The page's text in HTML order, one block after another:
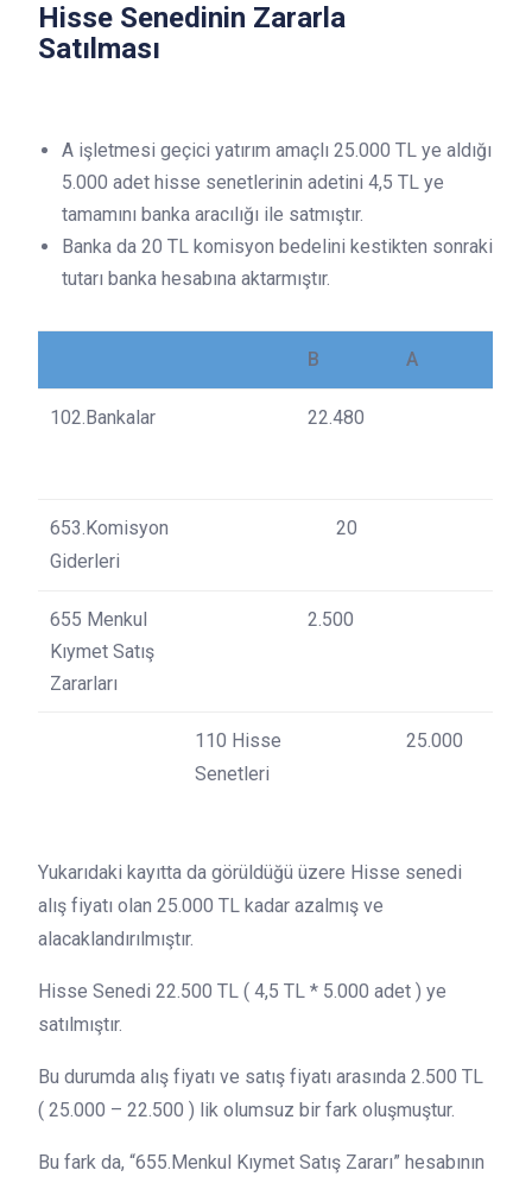
Hisse Senedinin Zararla
Satılması
A işletmesi geçici yatırım amaçlı 25.000 TL ye aldığı
5.000 adet hisse senetlerinin adetini 4,5 TL ye
tamamını banka aracılığı ile satmıştır.
Banka da 20 TL komisyon bedelini kestikten sonraki
tutarı banka hesabına aktarmıştır.
B A
102.Bankalar 22.480
653.Komisyon
Giderleri
20
655 Menkul
Kıymet Satış
Zararları
2.500
110 Hisse
Senetleri
25.000
Yukarıdaki kayıtta da görüldüğü üzere Hisse senedi
alış fiyatı olan 25.000 TL kadar azalmış ve
alacaklandırılmıştır.
Hisse Senedi 22.500 TL ( 4,5 TL * 5.000 adet ) ye
satılmıştır.
Bu durumda alış fiyatı ve satış fiyatı arasında 2.500 TL
( 25.000 – 22.500 ) lik olumsuz bir fark oluşmuştur.
Bu fark da, “655.Menkul Kıymet Satış Zararı” hesabının